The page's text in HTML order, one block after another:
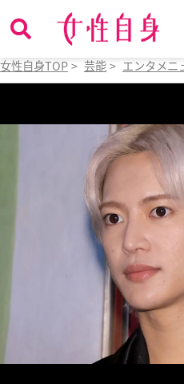
女性自身TOP > 芸能 > エンタメニ